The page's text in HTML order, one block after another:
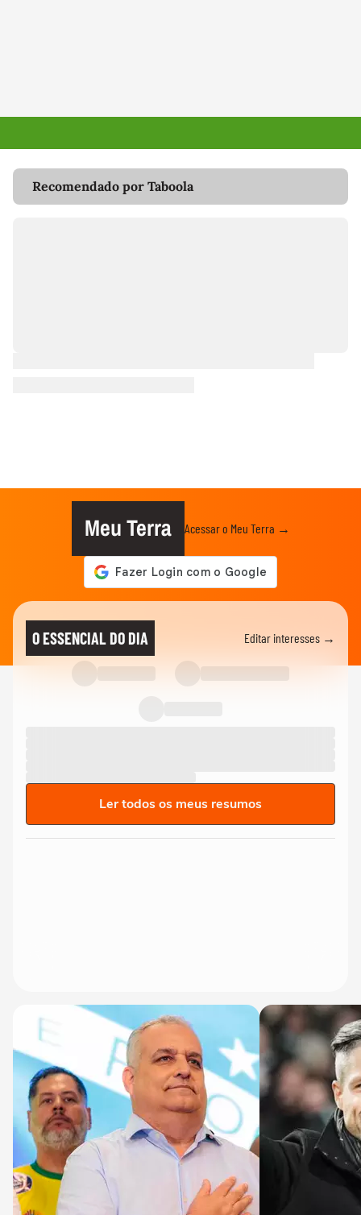
Recomendado por Taboola
Meu Terra Acessar o Meu Terra →
O ESSENCIAL DO DIA Editar interesses →
Ler todos os meus resumos